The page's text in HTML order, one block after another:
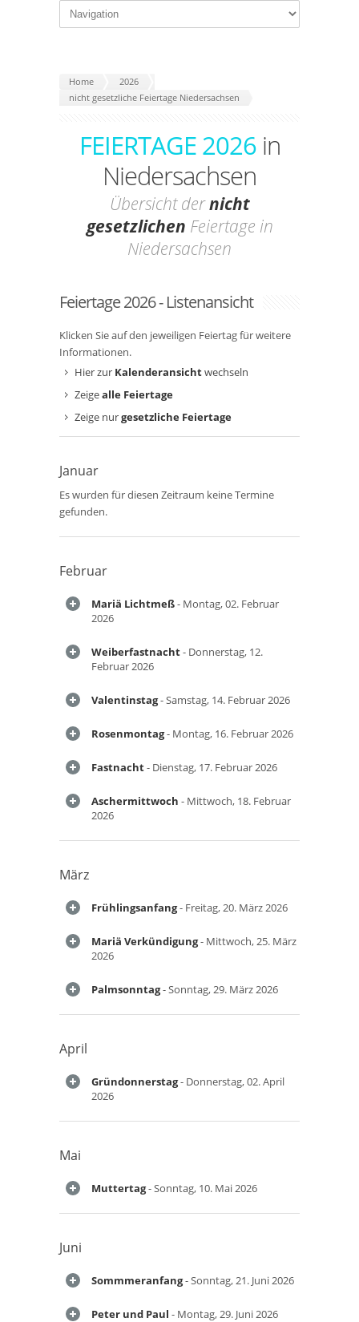
Home
2026
nicht gesetzliche Feiertage Niedersachsen
FEIERTAGE 2026in
Niedersachsen
Übersicht dernicht
gesetzlichen Feiertage in
Niedersachsen
Feiertage 2026 - Listenansicht
Klicken Sie auf den jeweiligen Feiertag für weitere
Informationen.
Hier zur Kalenderansichtwechseln
Zeigealle Feiertage
Zeige nurgesetzliche Feiertage
Januar
Es wurden für diesen Zeitraum keine Termine
gefunden.
Februar
Mariä Lichtmeß- Montag, 02. Februar
2026
Weiberfastnacht- Donnerstag, 12.
Februar 2026
Valentinstag- Samstag, 14. Februar 2026
Rosenmontag- Montag, 16. Februar 2026
Fastnacht- Dienstag, 17. Februar 2026
Aschermittwoch - Mittwoch, 18. Februar
2026
März
Frühlingsanfang- Freitag, 20. März 2026
Mariä Verkündigung- Mittwoch, 25. März
2026
Palmsonntag- Sonntag, 29. März 2026
April
Gründonnerstag- Donnerstag, 02. April
2026
Mai
Muttertag- Sonntag, 10. Mai 2026
Juni
Sommmeranfang- Sonntag, 21. Juni 2026
Peter und Paul - Montag, 29. Juni 2026